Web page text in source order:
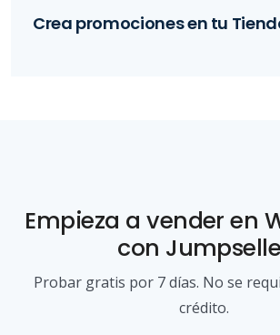
Crea promociones en tu
Empieza a venderen
con
Probar gratis por 7 días. No se
crédito.